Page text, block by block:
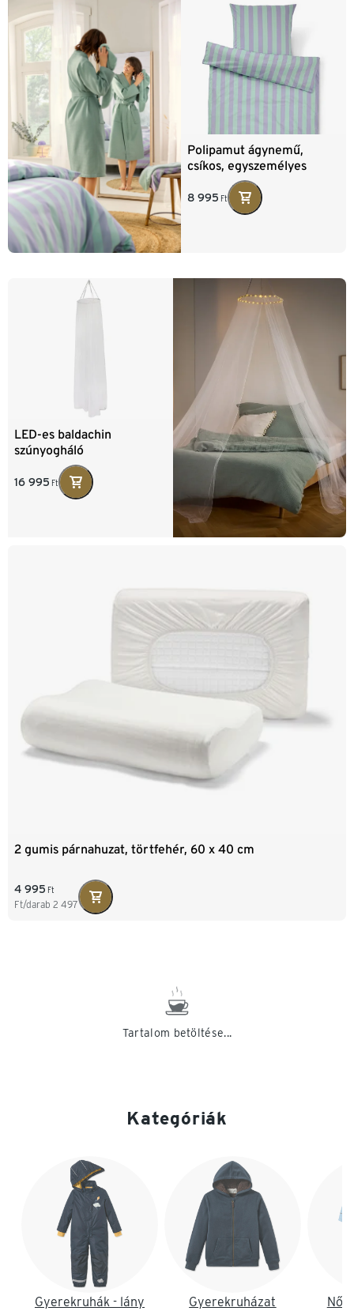
Polipamut ágynemű,
csíkos, egyszemélyes
8 995 Ft
LED-es baldachin
szúnyogháló
16 995 Ft
2 gumis párnahuzat, törtfehér, 60 x 40 cm
4 995 Ft
Ft/darab 2 497
Tartalom betöltése...
Kategóriák
Gyerekruhák - lány
Gyerekruházat Női